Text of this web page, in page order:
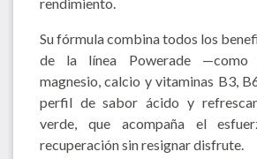
Su fórmula combina todos los
de la línea Powerade —como
magnesio, calcio y vitaminas B3,
perfil de sabor ácido y
verde, que acompaña el
recuperación sin resignar disfrute.